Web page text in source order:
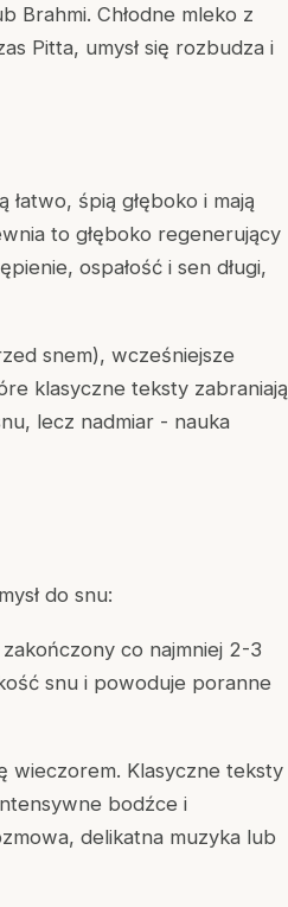
Brahmi. Chłodne mleko z
Pitta, umysł się rozbudza i
łatwo, śpią głęboko i mają
to głęboko regenerujący
ospałość i sen długi,
snem), wcześniejsze
klasyczne teksty zabraniają
lecz nadmiar - nauka
do snu:
co najmniej 2-3
snu i powoduje poranne
wieczorem. Klasyczne teksty
bodźce i
delikatna muzyka lub